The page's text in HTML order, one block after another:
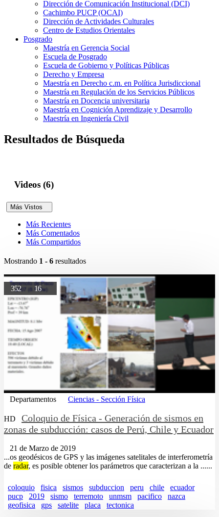
Dirección de Comunicación Institucional (DCI)
Cachimbo PUCP (OCAI)
Dirección de Actividades Culturales
Centro de Estudios Orientales
Posgrado
Maestría en Gerencia Social
Escuela de Posgrado
Escuela de Gobierno y Políticas Públicas
Derecho y Empresa
Maestría en Derecho c.m. en Política Jurisdiccional
Maestría en Regulación de los Servicios Públicos
Maestría en Docencia universitaria
Maestría en Cognición Aprendizaje y Desarrollo
Maestría en Ingeniería Civil
Resultados de Búsqueda
Videos (6)
Más Vistos
Más Recientes
Más Comentados
Más Compartidos
Mostrando 1 - 6 resultados
35216
Departamentos Ciencias - Sección Física
HD
Coloquio de Física - Generación de sismos en
zonas de subducción: casos de Perú, Chile y Ecuador
21 de Marzo de 2019
...os geodésicos de GPS y las imágenes satelitales de interferometría
de radar, es posible obtener los parámetros que caracterizan a la ......
coloquio fisica sismos subduccion peru chile
ecuador
pucp
2019 sismo terremoto unmsm pacifico
nazca
geofisica
gps satelite placa tectonica